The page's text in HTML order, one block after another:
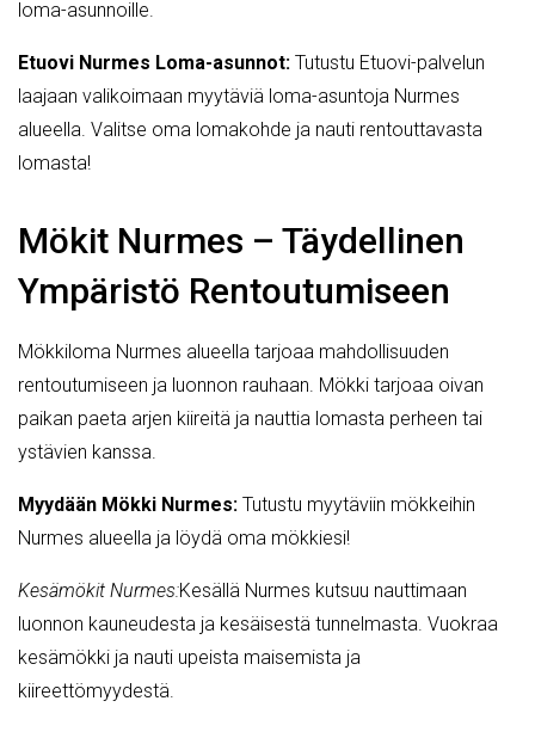
loma-asunnoille.
Etuovi Nurmes Loma-asunnot: Tutustu Etuovi-palvelun
laajaan valikoimaan myytäviä loma-asuntoja Nurmes
alueella. Valitse oma lomakohde ja nauti rentouttavasta
lomasta!
Mökit Nurmes – Täydellinen
Ympäristö Rentoutumiseen
Mökkiloma Nurmes alueella tarjoaa mahdollisuuden
rentoutumiseen ja luonnon rauhaan. Mökki tarjoaa oivan
paikan paeta arjen kiireitä ja nauttia lomasta perheen tai
ystävien kanssa.
Myydään Mökki Nurmes: Tutustu myytäviin mökkeihin
Nurmes alueella ja löydä oma mökkiesi!
Kesämökit Nurmes:Kesällä Nurmes kutsuu nauttimaan
luonnon kauneudesta ja kesäisestä tunnelmasta. Vuokraa
kesämökki ja nauti upeista maisemista ja
kiireettömyydestä.